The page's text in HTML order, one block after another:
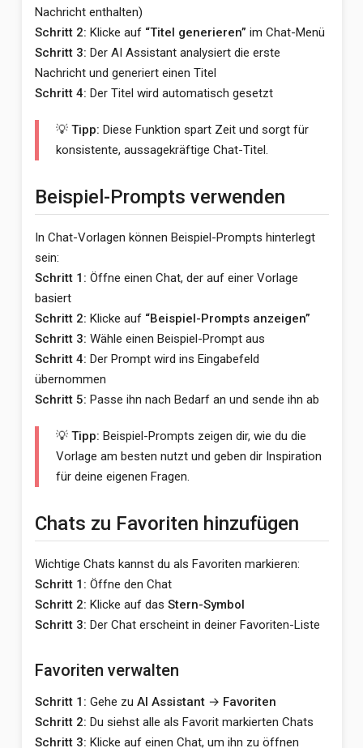
Nachricht enthalten)
Schritt 2: Klicke auf “Titel generieren” im Chat-Menü
Schritt 3: Der AI Assistant analysiert die erste
Nachricht und generiert einen Titel
Schritt 4: Der Titel wird automatisch gesetzt
💡 Tipp: Diese Funktion spart Zeit und sorgt für
konsistente, aussagekräftige Chat-Titel.
Beispiel-Prompts verwenden
In Chat-Vorlagen können Beispiel-Prompts hinterlegt
sein:
Schritt 1: Öffne einen Chat, der auf einer Vorlage
basiert
Schritt 2: Klicke auf “Beispiel-Prompts anzeigen”
Schritt 3: Wähle einen Beispiel-Prompt aus
Schritt 4: Der Prompt wird ins Eingabefeld
übernommen
Schritt 5: Passe ihn nach Bedarf an und sende ihn ab
💡 Tipp: Beispiel-Prompts zeigen dir, wie du die
Vorlage am besten nutzt und geben dir Inspiration
für deine eigenen Fragen.
Chats zu Favoriten hinzufügen
Wichtige Chats kannst du als Favoriten markieren:
Schritt 1: Öffne den Chat
Schritt 2: Klicke auf das Stern-Symbol
Schritt 3: Der Chat erscheint in deiner Favoriten-Liste
Favoriten verwalten
Schritt 1: Gehe zu AI Assistant→ Favoriten
Schritt 2: Du siehst alle als Favorit markierten Chats
Schritt 3: Klicke auf einen Chat, um ihn zu öffnen